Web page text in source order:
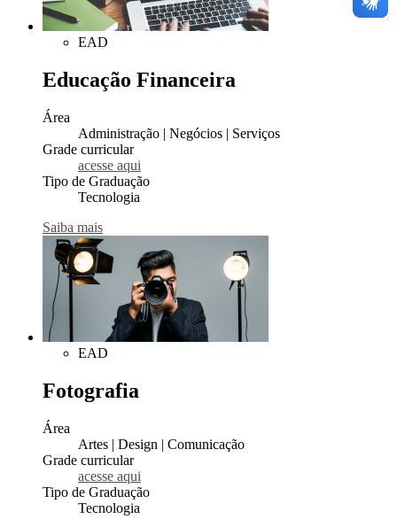
EAD
Educação Financeira
Área
Administração | Negócios | Serviços
Grade curricular
acesse aqui
Tipo de Graduação
Tecnologia
Saiba mais
EAD
Fotografia
Área
Artes | Design | Comunicação
Grade curricular
acesse aqui
Tipo de Graduação
Tecnologia